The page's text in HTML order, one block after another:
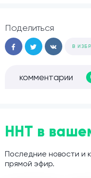
Поделиться
В
комментарии
ННТ в
Последние новости и
прямой эфир.